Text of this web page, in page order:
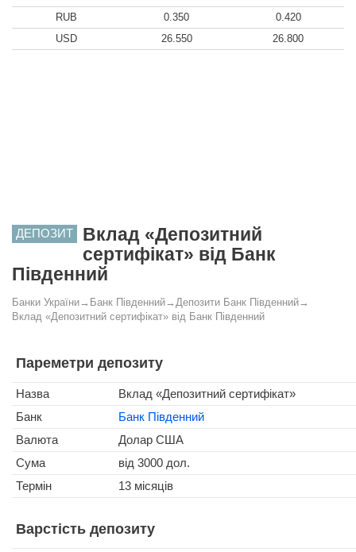
RUB
0.350
0.420
USD
26.550 26.800
ДЕПОЗИТ
Вклад «Депозитний
сертифікат» від Банк
Південний
Банки України→ Банк Південний→ Депозити Банк Південний→
Вклад «Депозитний сертифікат» від Банк Південний
Пареметри депозиту
Назва
Вклад «Депозитний сертифікат»
Банк
Банк Південний
Валюта
Долар США
Сума
від 3000 дол.
Термін
13 місяців
Варстість депозиту